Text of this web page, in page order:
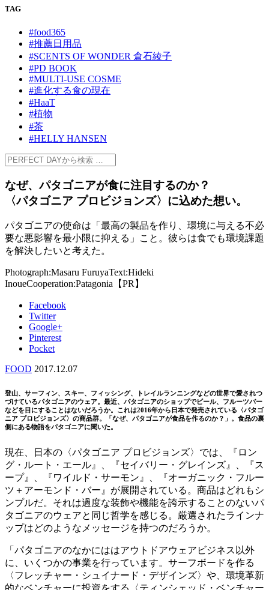
TAG
#food365
#推薦日用品
#SCENTS OF WONDER 倉石綾子
#PD BOOK
#MULTI-USE COSME
#進化する食の現在
#HaaT
#植物
#茶
#HELLY HANSEN
なぜ、パタゴニアが食に注目するのか？
〈パタゴニア プロビジョンズ〉に込めた想い。
パタゴニアの使命は「最高の製品を作り、環境に与える不必
要な悪影響を最小限に抑える」こと。彼らは食でも環境課題
を解決したいと考えた。
Photograph:Masaru FuruyaText:Hideki
InoueCooperation:Patagonia 【PR】
Facebook
Twitter
Google+
Pinterest
Pocket
FOOD 2017.12.07
登山、サーフィン、スキー、フィッシング、トレイルランニングなどの世界で愛されつ
づけているパタゴニアのウェア。最近、パタゴニアのショップでビール、フルーツバー
などを目にすることはないだろうか。これは2016年から日本で発売されている〈パタゴ
ニア プロビジョンズ〉の商品群。「なぜ、パタゴニアが食品を作るのか？」。食品の裏
側にある物語をパタゴニアに聞いた。
現在、日本の〈パタゴニア プロビジョンズ〉では、『ロン
グ・ルート・エール』、『セイバリー・グレインズ』、『ス
ープ』、『ワイルド・サーモン』、『オーガニック・フルー
ツ＋アーモンド・バー』が展開されている。商品はどれもシ
ンプルだ。それは過度な装飾や機能を誇示することのないパ
タゴニアのウェアと同じ哲学を感じる。厳選されたラインナ
ップはどのようなメッセージを持つのだろうか。
「パタゴニアのなかにははアウトドアウェアビジネス以外
に、いくつかの事業を行っています。サーフボードを作る
〈フレッチャー・シュイナード・デザインズ〉や、環境革新